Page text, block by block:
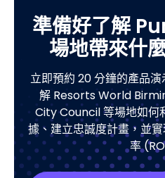
準備好了解
場地帶來什
立即預約 20 分鐘的產品
解 Resorts World
City Council 等場地如何
據、建立忠誠度計畫，並
率